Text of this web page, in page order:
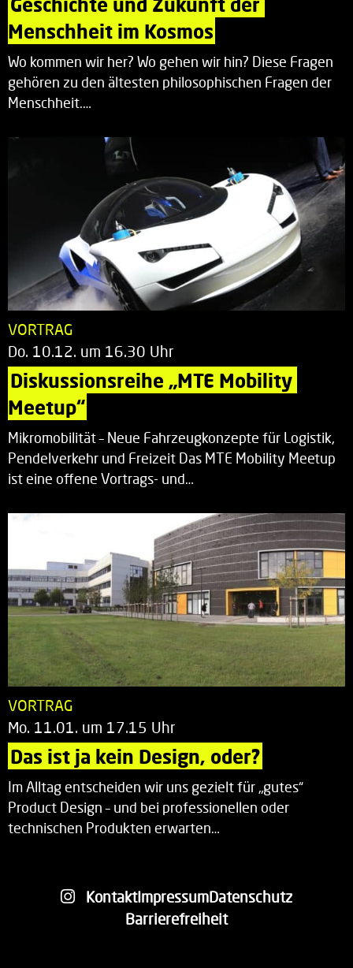
Menschheit im Kosmos
Wo kommen wir her? Wo gehen wir hin? Diese Fragen
gehören zu den ältesten philosophischen Fragen der
Menschheit.…
VORTRAG
Do. 10.12. um 16.30 Uhr
Diskussionsreihe „MTE Mobility
Meetup“
Mikromobilität – Neue Fahrzeugkonzepte für Logistik,
Pendelverkehr und Freizeit Das MTE Mobility Meetup
ist eine offene Vortrags- und…
VORTRAG
Mo. 11.01. um 17.15 Uhr
Das ist ja kein Design, oder?
Im Alltag entscheiden wir uns gezielt für „gutes“
Product Design – und bei professionellen oder
technischen Produkten erwarten…
KontaktImpressumDatenschutz
Barrierefreiheit